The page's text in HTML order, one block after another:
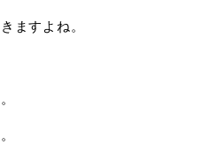
ますよね。